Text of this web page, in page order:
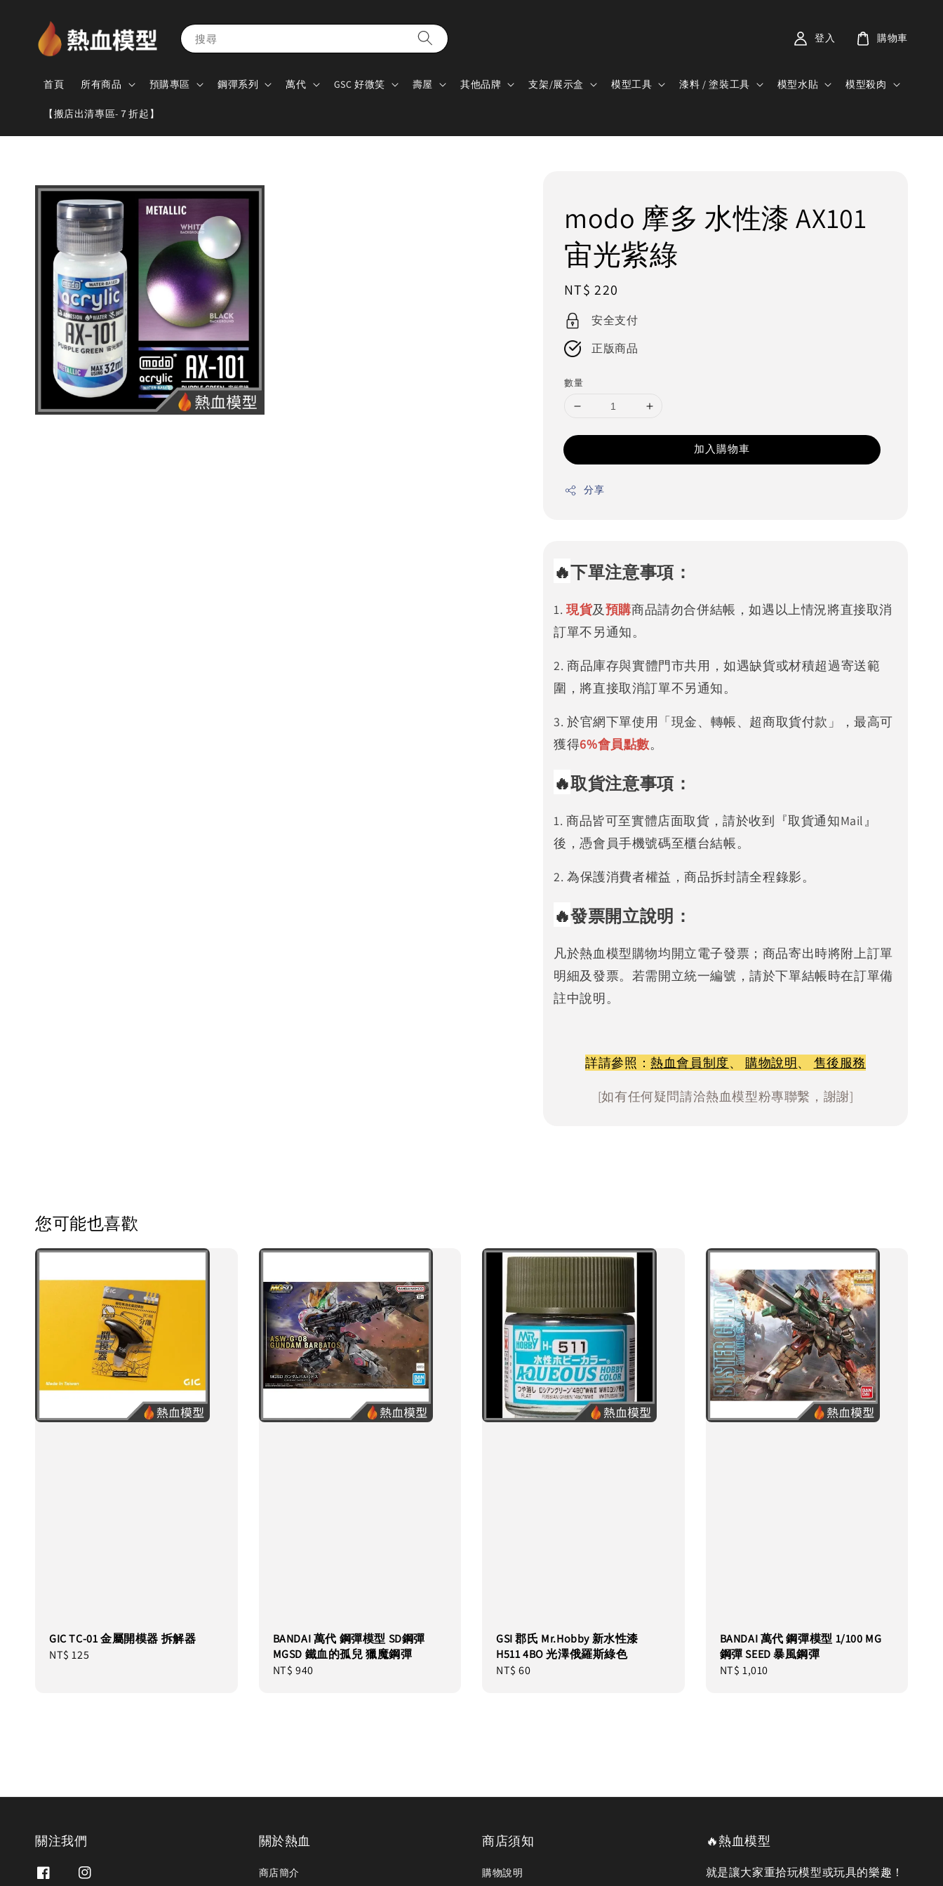
搜尋
首頁 所有商品 預購專區 鋼彈系列 萬代 GSC 好微笑 壽屋 其他品牌 支架/展示盒 模型工具 漆料 / 塗裝工具 模型水貼 模型殺肉
【搬店出清專區-７折起】
登入 購物車
modo 摩多 水性漆 AX101
宙光紫綠
Regular
price
NT$ 220
安全支付
正版商品
數量
加入購物車
分享
🔥下單注意事項：
1. 現貨及預購商品請勿合併結帳，如遇以上情況將直接取消
訂單不另通知。
2. 商品庫存與實體門市共用，如遇缺貨或材積超過寄送範
圍，將直接取消訂單不另通知。
3. 於官網下單使用「現金、轉帳、超商取貨付款」，最高可
獲得6%會員點數。
🔥取貨注意事項：
1. 商品皆可至實體店面取貨，請於收到『取貨通知Mail』
後，憑會員手機號碼至櫃台結帳。
2. 為保護消費者權益，商品拆封請全程錄影。
🔥發票開立說明：
凡於熱血模型購物均開立電子發票；商品寄出時將附上訂單
明細及發票。若需開立統一編號，請於下單結帳時在訂單備
註中說明。
詳請參照：熱血會員制度、 購物說明、 售後服務
[如有任何疑問請洽熱血模型粉專聯繫，謝謝]
您可能也喜歡
GIC TC-01 金屬開模器 拆解器
Regular
NT$ 125
BANDAI 萬代 鋼彈模型 SD鋼彈
MGSD 鐵血的孤兒 獵魔鋼彈
Regular
NT$ 940
GSI 郡氏 Mr.Hobby 新水性漆
H511 4BO 光澤俄羅斯綠色
Regular
NT$ 60
BANDAI 萬代 鋼彈模型 1/100 MG
鋼彈 SEED 暴風鋼彈
Regular
NT$ 1,010
關注我們 關於熱血
商店簡介
商店須知
購物說明
🔥熱血模型
就是讓大家重拾玩模型或玩具的樂趣！